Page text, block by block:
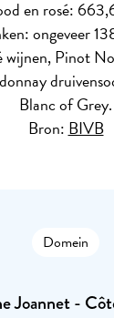
en rosé:
ongeveer
wijnen, Pinot
Blanc of Grey.
Bron:BIVB
Domein
Joannet -